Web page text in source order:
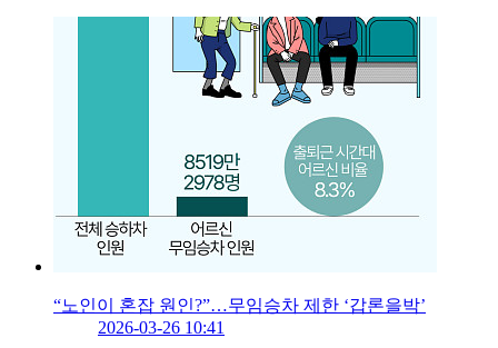
“노인이 혼잡 원인?”…무임승차 제한 ‘갑론을박’
2026-03-26 10:41